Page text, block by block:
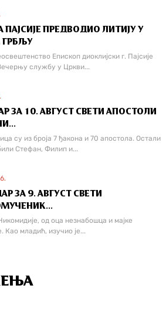
ПАЈСИЈЕ ПРЕДВОДИО ЛИТИЈУ У
Епископ диоклијски г. Пајсије
службу у Цркви...
ЗА 10. АВГУСТ СВЕТИ АПОСТОЛИ
су из броја 7 ђакона и 70 апостола. Остали
Стефан, Филип и...
ЗА 9. АВГУСТ СВЕТИ
од оца незнабошца и мајке
Као младић, изучио је...